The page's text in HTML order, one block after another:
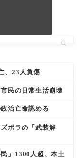
、23人負傷
民の日常生活崩壊
治亡命認める
ボラの「武装解
」1300人超、本土